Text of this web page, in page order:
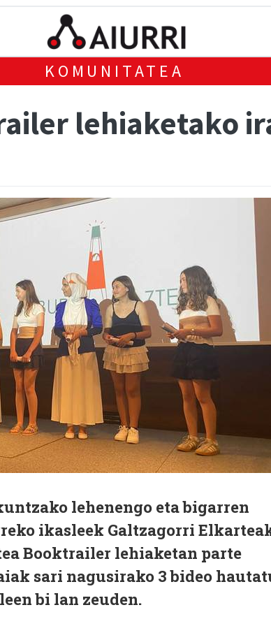
KOMUNITATEA
lehiaketako
lehenengo eta bigarren
ikasleek Galtzagorri
Booktrailer lehiaketan parte
sari nagusirako 3 bideo
bi lan zeuden.